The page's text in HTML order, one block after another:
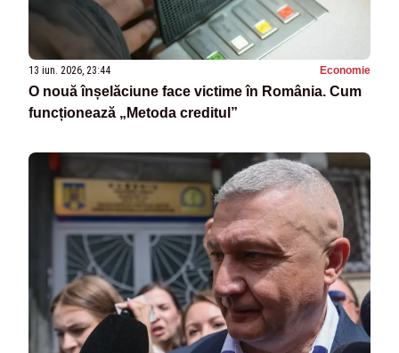
13 iun. 2026, 23:44 Economie
O nouă înșelăciune face victime în România. Cum
funcționează „Metoda creditul”